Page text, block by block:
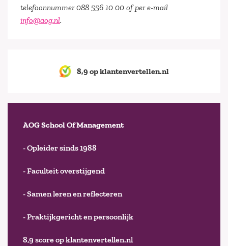
telefoonnummer 088 556 10 00 of per e-mail
info@aog.nl.
8,9 op klantenvertellen.nl
AOG School Of Management
- Opleider sinds 1988
- Faculteit overstijgend
- Samen leren en reflecteren
- Praktijkgericht en persoonlijk
8,9 score op klantenvertellen.nl